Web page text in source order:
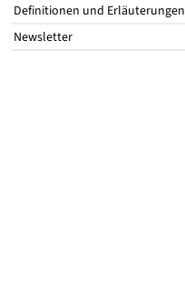
Definitionen und Erläuterungen
Newsletter